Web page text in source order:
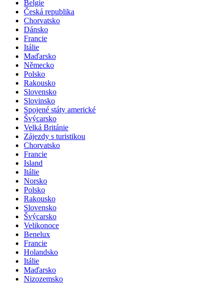
Adventní zájezdy
Belgie
Česká republika
Chorvatsko
Dánsko
Francie
Itálie
Maďarsko
Německo
Polsko
Rakousko
Slovensko
Slovinsko
Spojené státy americké
Švýcarsko
Velká Británie
Zájezdy s turistikou
Chorvatsko
Francie
Island
Itálie
Norsko
Polsko
Rakousko
Slovensko
Švýcarsko
Velikonoce
Benelux
Francie
Holandsko
Itálie
Maďarsko